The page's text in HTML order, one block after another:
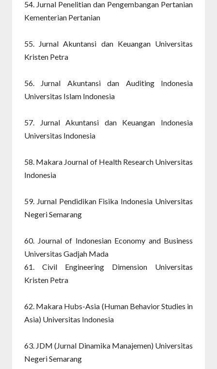
54. Jurnal Penelitian dan Pengembangan Pertanian
Kementerian Pertanian
55. Jurnal Akuntansi dan Keuangan Universitas
Kristen Petra
56. Jurnal Akuntansi dan Auditing Indonesia
Universitas Islam Indonesia
57. Jurnal Akuntansi dan Keuangan Indonesia
Universitas Indonesia
58. Makara Journal of Health Research Universitas
Indonesia
59. Jurnal Pendidikan Fisika Indonesia Universitas
Negeri Semarang
60. Journal of Indonesian Economy and Business
Universitas Gadjah Mada
61. Civil Engineering Dimension Universitas
Kristen Petra
62. Makara Hubs-Asia (Human Behavior Studies in
Asia) Universitas Indonesia
63. JDM (Jurnal Dinamika Manajemen) Universitas
Negeri Semarang